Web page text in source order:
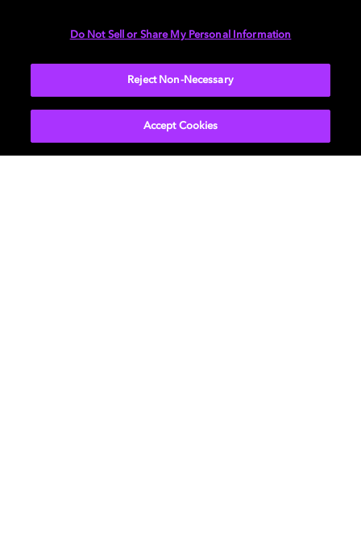
Vision. Empieza a montar tu propio home cinema hoy
mismo con ayuda de nuestraguía de configuración
Do Not Sell or Share My Personal Information
Reject Non-Necessary
Accept Cookies